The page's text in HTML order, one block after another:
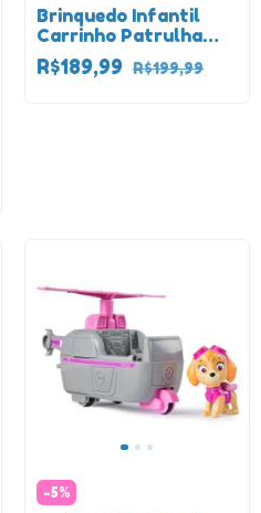
Brinquedo Infantil
Carrinho Patrulha
Canina Com Boneco
Rescue Original
R$189,99 R$199,99
-5%